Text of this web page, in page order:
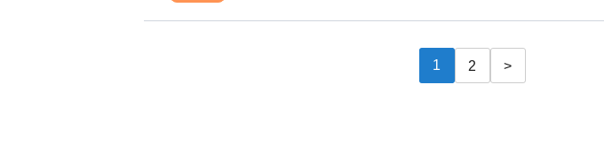
1 2 >